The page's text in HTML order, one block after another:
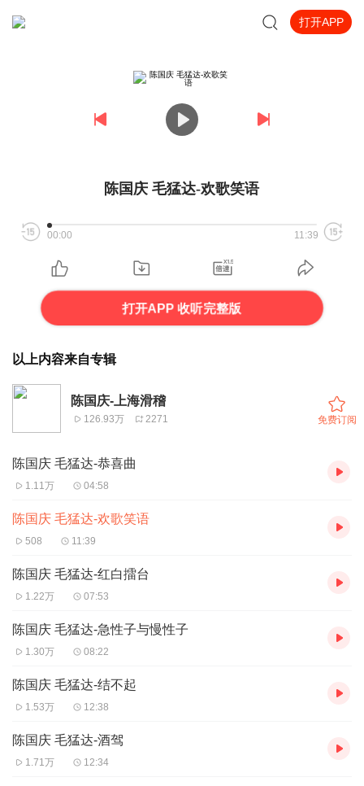
打开APP
陈国庆 毛猛达-欢歌笑语
00:00 11:39
打开APP 收听完整版
以上内容来自专辑
陈国庆-上海滑稽
126.93万 2271 免费订阅
陈国庆 毛猛达-恭喜曲
1.11万 04:58
陈国庆 毛猛达-欢歌笑语
508 11:39
陈国庆 毛猛达-红白擂台
1.22万 07:53
陈国庆 毛猛达-急性子与慢性子
1.30万 08:22
陈国庆 毛猛达-结不起
1.53万 12:38
陈国庆 毛猛达-酒驾
1.71万 12:34